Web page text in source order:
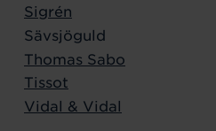
Sigrén
Sävsjöguld
Thomas Sabo
Tissot
Vidal & Vidal